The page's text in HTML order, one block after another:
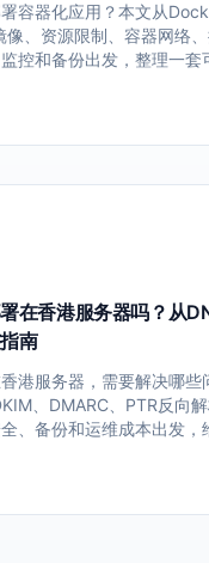
容器化应用？本文从
、资源限制、容器网络、
控和备份出发，整理一套
在香港服务器吗？从
南
港服务器，需要解决哪些
、DMARC、PTR反向
、备份和运维成本出发，